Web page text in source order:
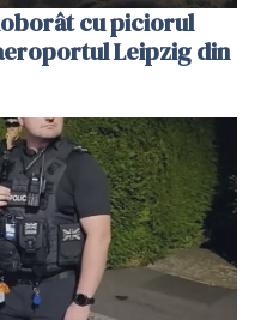
cu piciorul
Leipzig din